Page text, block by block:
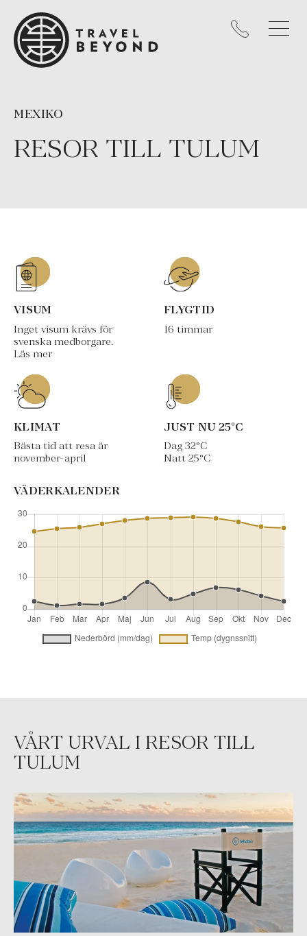
RESOR TILL TULUM
MEXIKO
VISUM
Inget visum krävs för
svenska medborgare.
Läs mer
FLYGTID
16 timmar
KLIMAT
Bästa tid att resa är
november-april
JUST NU 25°C
Dag 32°C
Natt 25°C
VÄDERKALENDER
VÅRT URVAL I RESOR TILL
TULUM